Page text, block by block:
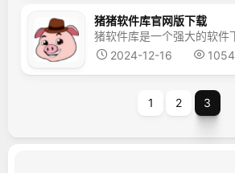
猪猪软件库官网版下载
2024-12-16
1054
1 2 3